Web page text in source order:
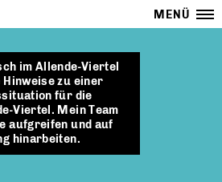
MENÜ
im Allende-Viertel
zu einer
für die
Viertel. Mein Team
aufgreifen und auf
hinarbeiten.